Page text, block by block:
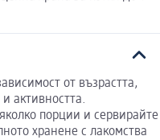
от възрастта,
активността.
порции и сервирайте
хранене с лакомства